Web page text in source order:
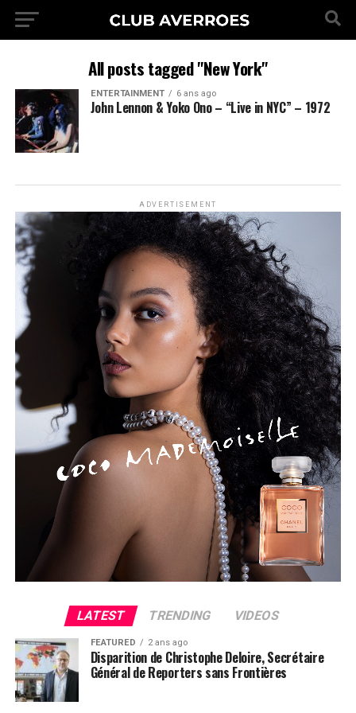
All posts tagged "New York"
ENTERTAINMENT 6 ans ago
John Lennon & Yoko Ono – “Live in NYC” – 1972
ADVERTISEMENT
LATEST TRENDING VIDEOS
FEATURED 2 ans ago
Disparition de Christophe Deloire, Secrétaire
Général de Reporters sans Frontières